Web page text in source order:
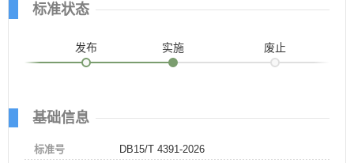
标准状态
发布 实施 废止
基础信息
标准号
DB15/T 4391-2026